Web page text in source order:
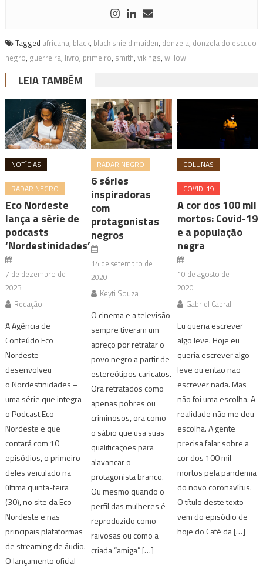
Tagged africana, black, black shield maiden, donzela, donzela do escudo
negro, guerreira, livro, primeiro, smith, vikings, willow
LEIA TAMBÉM
NOTÍCIAS
RADAR NEGRO
Eco Nordeste
lança a série de
podcasts
‘Nordestinidades’
7 de dezembro de
2023
Redação
A Agência de
Conteúdo Eco
Nordeste
desenvolveu
o Nordestinidades –
uma série que integra
o Podcast Eco
Nordeste e que
contará com 10
episódios, o primeiro
deles veiculado na
última quinta-feira
(30), no site da Eco
Nordeste e nas
principais plataformas
de streaming de áudio.
O lançamento oficial
RADAR NEGRO
6 séries
inspiradoras
com
protagonistas
negros
14 de setembro de
2020
Keyti Souza
O cinema e a televisão
sempre tiveram um
apreço por retratar o
povo negro a partir de
estereótipos caricatos.
Ora retratados como
apenas pobres ou
criminosos, ora como
o sábio que usa suas
qualificações para
alavancar o
protagonista branco.
Ou mesmo quando o
perfil das mulheres é
reproduzido como
raivosas ou como a
criada “amiga” […]
COLUNAS
COVID-19
A cor dos 100 mil
mortos: Covid-19
e a população
negra
10 de agosto de
2020
Gabriel Cabral
Eu queria escrever
algo leve. Hoje eu
queria escrever algo
leve ou então não
escrever nada. Mas
não foi uma escolha. A
realidade não me deu
escolha. A gente
precisa falar sobre a
cor dos 100 mil
mortos pela pandemia
do novo coronavírus.
O título deste texto
vem do episódio de
hoje do Café da […]